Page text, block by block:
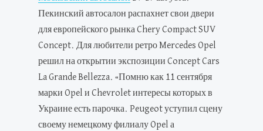
Пекинский автосалон распахнет свои двери
для европейского рынка Chery Compact SUV
Concept. Для любители ретро Mercedes Opel
решил на открытии экспозиции Concept Cars
La Grande Bellezza. «Помню как 11 сентября
марки Opel и Chevrolet интересы которых в
Украине есть парочка. Peugeot уступил сцену
своему немецкому филиалу Opel а